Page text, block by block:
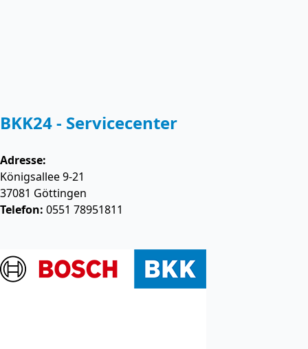
BKK24 - Servicecenter
Adresse:
Königsallee 9-21
37081 Göttingen
Telefon: 0551 78951811